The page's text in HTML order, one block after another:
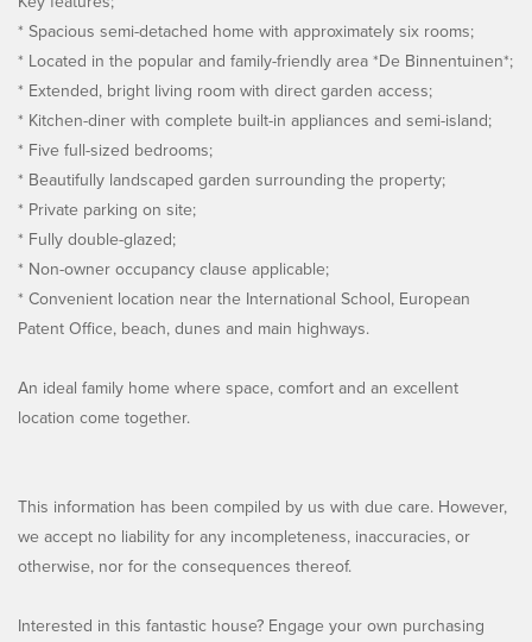
* Spacious semi-detached home with approximately six rooms;
* Located in the popular and family-friendly area *De Binnentuinen*;
* Extended, bright living room with direct garden access;
* Kitchen-diner with complete built-in appliances and semi-island;
* Five full-sized bedrooms;
* Beautifully landscaped garden surrounding the property;
* Private parking on site;
* Fully double-glazed;
* Non-owner occupancy clause applicable;
* Convenient location near the International School, European
Patent Office, beach, dunes and main highways.
An ideal family home where space, comfort and an excellent
location come together.
This information has been compiled by us with due care. However,
we accept no liability for any incompleteness, inaccuracies, or
otherwise, nor for the consequences thereof.
Interested in this fantastic house? Engage your own purchasing